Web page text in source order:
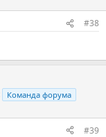
#38
Команда форума
#39